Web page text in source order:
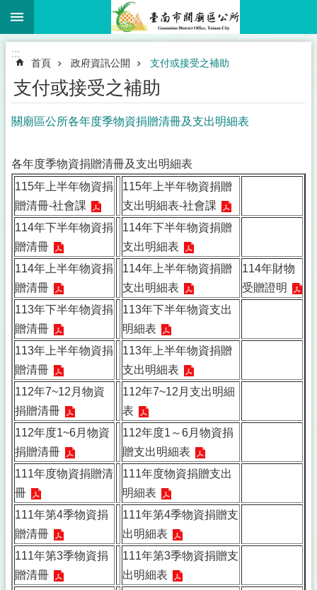
跳到主要內容區塊
:::
首頁 政府資訊公開 支付或接受之補助
支付或接受之補助
關廟區公所各年度季物資捐贈清冊及支出明細表
各年度季物資捐贈清冊及支出明細表
115年上半年物資捐
贈清冊-社會課
115年上半年物資捐贈
支出明細表-社會課
114年下半年物資捐
贈清冊
114年下半年物資捐贈
支出明細表
114年上半年物資捐
贈清冊
114年上半年物資捐贈
支出明細表
114年財物
受贈證明
113年下半年物資捐
贈清冊
113年下半年物資支出
明細表
113年上半年物資捐
贈清冊
113年上半年物資捐贈
支出明細表
112年7~12月物資
捐贈清冊
112年7~12月支出明細
表
112年度1~6月物資
捐贈清冊
112年度1～6月物資捐
贈支出明細表
111年度物資捐贈清
冊
111年度物資捐贈支出
明細表
111年第4季物資捐
贈清冊
111年第4季物資捐贈支
出明細表
111年第3季物資捐
贈清冊
111年第3季物資捐贈支
出明細表